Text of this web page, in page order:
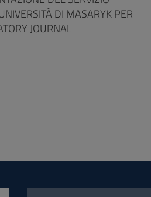
DI MASARYK PER
JOURNAL